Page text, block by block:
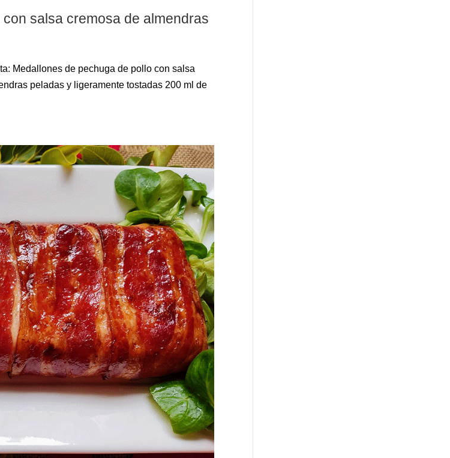
salsa cremosa de almendras
Medallones de pechuga de pollo con salsa
peladas y ligeramente tostadas 200 ml de